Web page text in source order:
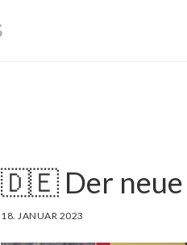
🇩🇪 Der neue
18. JANUAR 2023